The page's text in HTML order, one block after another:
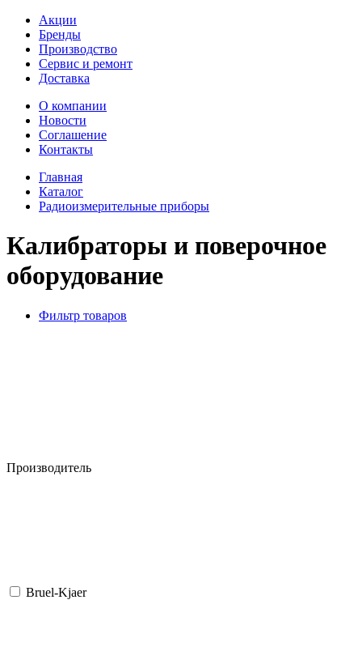
Акции
Бренды
Производство
Сервис и ремонт
Доставка
О компании
Новости
Соглашение
Контакты
Главная
Каталог
Радиоизмерительные приборы
Калибраторы и поверочное
оборудование
Фильтр товаров
Производитель
Bruel-Kjaer